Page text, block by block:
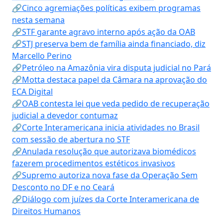
🔗Cinco agremiações políticas exibem programas
nesta semana
🔗STF garante agravo interno após ação da OAB
🔗STJ preserva bem de família ainda financiado, diz
Marcello Perino
🔗Petróleo na Amazônia vira disputa judicial no Pará
🔗Motta destaca papel da Câmara na aprovação do
ECA Digital
🔗OAB contesta lei que veda pedido de recuperação
judicial a devedor contumaz
🔗Corte Interamericana inicia atividades no Brasil
com sessão de abertura no STF
🔗Anulada resolução que autorizava biomédicos
fazerem procedimentos estéticos invasivos
🔗Supremo autoriza nova fase da Operação Sem
Desconto no DF e no Ceará
🔗Diálogo com juízes da Corte Interamericana de
Direitos Humanos